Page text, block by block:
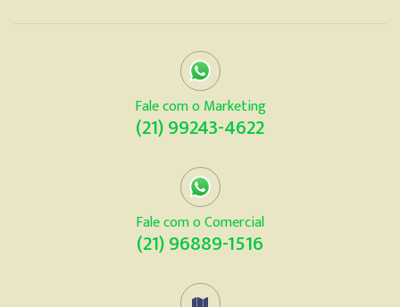
Fale com o Marketing
(21) 99243-4622
Fale com o Comercial
(21) 96889-1516